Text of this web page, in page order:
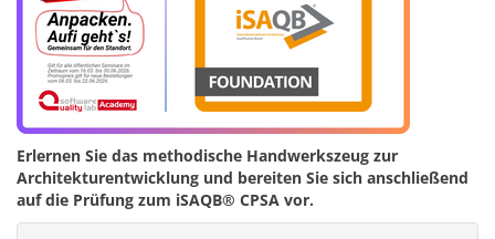
Erlernen Sie das methodische Handwerkszeug zur
Architekturentwicklung und bereiten Sie sich anschließend
auf die Prüfung zum iSAQB® CPSA vor.